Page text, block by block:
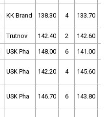
KK Brand 138.30 4 133.70
Trutnov 142.40 2 142.60
USK Pha 148.00 6 141.00
USK Pha 142.20 4 145.60
USK Pha 146.70 6 143.80